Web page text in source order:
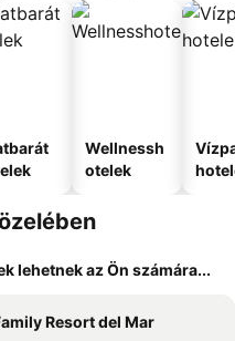
Wellnessh
otelek
lehetnek az Ön számára...
Resort del Mar